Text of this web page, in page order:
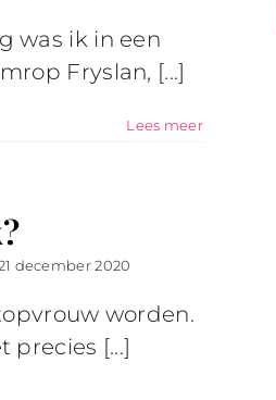
was ik in een
Fryslan, [...]
Lees meer
december 2020
worden.
precies [...]